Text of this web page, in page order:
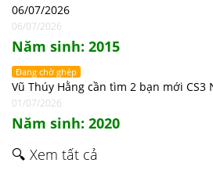
06/07/2026
06/07/2026
Năm sinh: 2015
Đang chờ ghép
Vũ Thúy Hằng cần tìm 2 bạn mới CS3
01/07/2026
Năm sinh: 2020
🔍 Xem tất cả